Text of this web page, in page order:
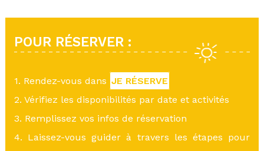
POUR RÉSERVER :
1. Rendez-vous dans JE RÉSERVE
2. Vérifiez les disponibilités par date et activités
3. Remplissez vos infos de réservation
4. Laissez-vous guider à travers les étapes pour